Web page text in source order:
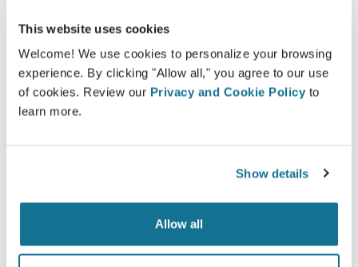
This website uses cookies
Welcome! We use cookies to personalize your browsing
experience. By clicking "Allow all," you agree to our use
of cookies. Review our Privacy and Cookie Policy to
learn more.
Show details
Allow all
3D面部咨询
3D breast consultation
3D身体咨询